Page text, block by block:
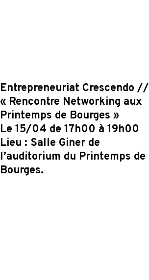
Entrepreneuriat Crescendo //
« Rencontre Networking aux
Printemps de Bourges »
Le 15/04 de 17h00 à 19h00
Lieu : Salle Giner de
l’auditorium du Printemps de
Bourges.